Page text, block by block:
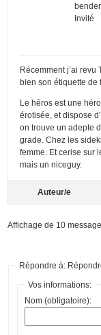
bender
Invité
Récemment j’ai revu
bien son étiquette de
Le héros est une
érotisée, et dispose
on trouve un adepte
grade. Chez les
femme. Et cerise sur
mais un niceguy.
Auteur/e
Affichage de 10
Répondre à:
Vos informations:
Nom (obligatoire):